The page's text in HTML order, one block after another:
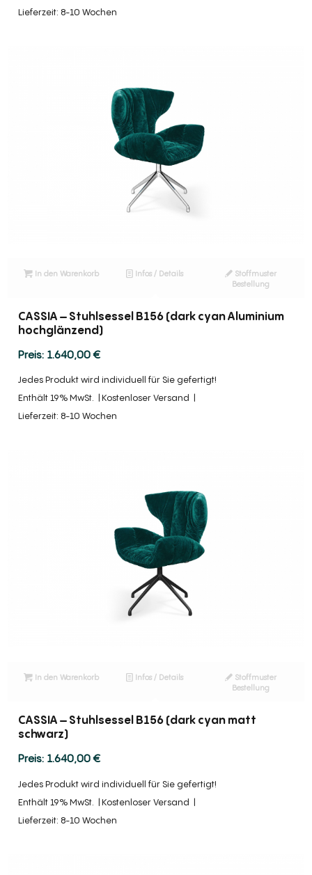
Lieferzeit: 8-10 Wochen
In den Warenkorb Infos / Details
Stoffmuster
Bestellung
CASSIA – Stuhlsessel B156 (dark cyan Aluminium
hochglänzend)
1.640,00€
Jedes Produkt wird individuell für Sie gefertigt!
Enthält 19% MwSt.
Kostenloser Versand
Lieferzeit: 8-10 Wochen
In den Warenkorb Infos / Details
Stoffmuster
Bestellung
CASSIA – Stuhlsessel B156 (dark cyan matt
schwarz)
1.640,00€
Jedes Produkt wird individuell für Sie gefertigt!
Enthält 19% MwSt.
Kostenloser Versand
Lieferzeit: 8-10 Wochen